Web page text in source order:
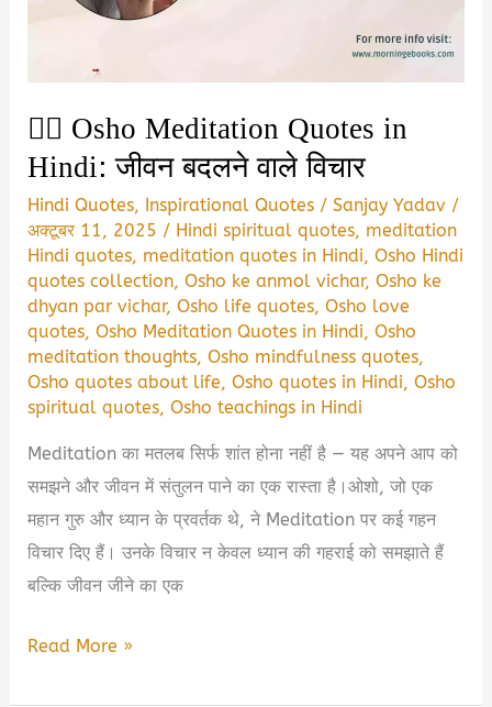
उद्धरण
🧘‍♂️ Osho Meditation Quotes in
Hindi: जीवन बदलने वाले विचार
Hindi Quotes, Inspirational Quotes /Sanjay Yadav /
अक्टूबर 11, 2025 / Hindi spiritual quotes, meditation
Hindi quotes, meditation quotes in Hindi,Osho Hindi
quotes collection,Osho ke anmol vichar,Osho ke
dhyan par vichar,Osho life quotes,Osho love
quotes,Osho Meditation Quotes in Hindi,Osho
meditation thoughts,Osho mindfulness quotes,
Osho quotes about life,Osho quotes in Hindi,Osho
spiritual quotes,Osho teachings in Hindi
Meditation का मतलब सिर्फ शांत होना नहीं है — यह अपने आप को
समझने और जीवन में संतुलन पाने का एक रास्ता है।ओशो, जो एक
महान गुरु और ध्यान के प्रवर्तक थे, ने Meditation पर कई गहन
विचार दिए हैं। उनके विचार न केवल ध्यान की गहराई को समझाते हैं
बल्कि जीवन जीने का एक
🧘‍♂️
Read More »